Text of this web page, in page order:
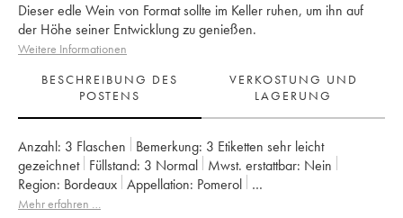
Dieser edle Wein von Format sollte im Keller ruhen, um ihn auf
der Höhe seiner Entwicklung zu genießen.
Weitere Informationen
BESCHREIBUNG DES
POSTENS
VERKOSTUNG UND
LAGERUNG
Anzahl: 3 Flaschen Bemerkung: 3 Etiketten sehr leicht
gezeichnet Füllstand: 3 Normal Mwst. erstattbar:
nein
Region:
Bordeaux Appellation: Pomerol
Eigentümer:
GFA du Château L'Eglise Clinet
Mehr erfahren …